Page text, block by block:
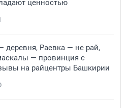
ценностью
деревня, Раевка — не рай,
— провинция с
на райцентры Башкирии